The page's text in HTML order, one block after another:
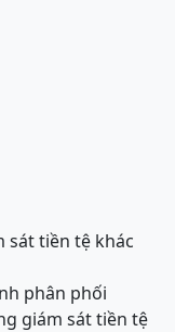
sát tiền tệ khác
phân phối
giám sát tiền tệ